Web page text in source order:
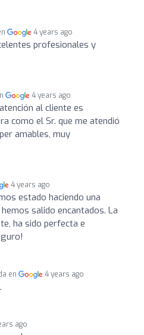
4 years ago
profesionales y
4 years ago
al cliente es
como el Sr. que me atendió
amables, muy
4 years ago
estado haciendo una
salido encantados. La
ha sido perfecta e
en 4 years ago
ago